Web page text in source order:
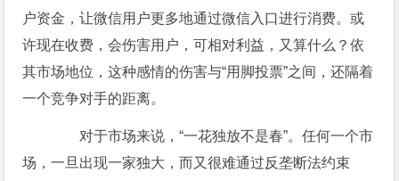
户资金，让微信用户更多地通过微信入口进行消费。或
许现在收费，会伤害用户，可相对利益，又算什么？依
其市场地位，这种感情的伤害与“用脚投票”之间，还隔着
一个竞争对手的距离。
对于市场来说，“一花独放不是春”。任何一个市
场，一旦出现一家独大，而又很难通过反垄断法约束